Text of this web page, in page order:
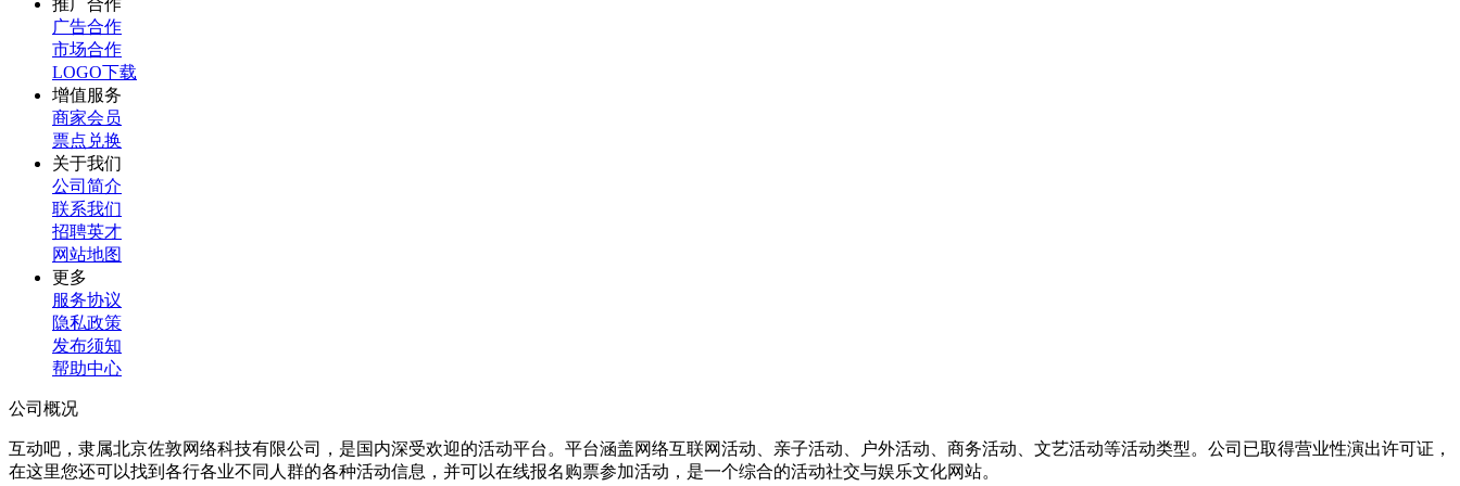
推广合作
广告合作
市场合作
LOGO下载
增值服务
商家会员
票点兑换
关于我们
公司简介
联系我们
招聘英才
网站地图
更多
服务协议
隐私政策
发布须知
帮助中心
公司概况
互动吧，隶属北京佐敦网络科技有限公司，是国内深受欢迎的活动平台。平台涵盖网络互联网活动、亲子活动、户外活动、商务活动、文艺活动等活动类型。公司已取得营业性演出许可证，
在这里您还可以找到各行各业不同人群的各种活动信息，并可以在线报名购票参加活动，是一个综合的活动社交与娱乐文化网站。